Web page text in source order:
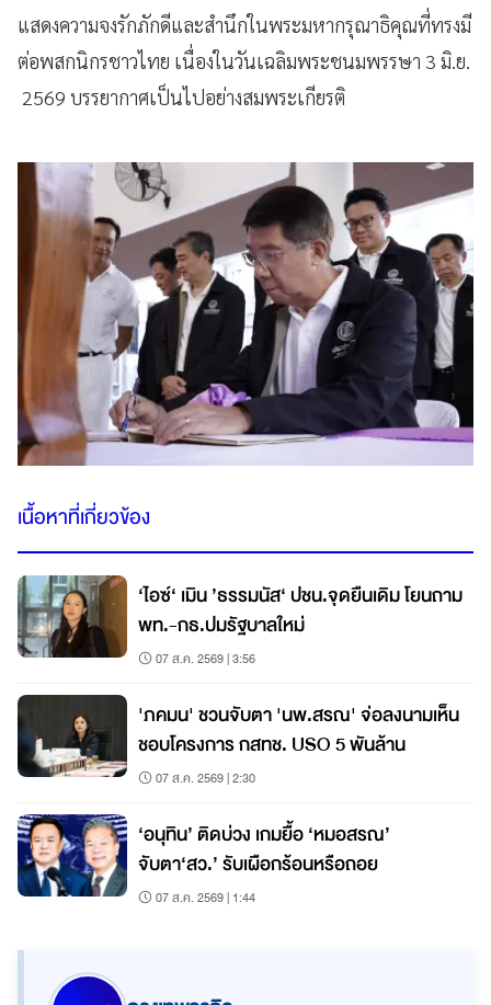
แสดงความจงรักภักดีและสำนึกในพระมหากรุณาธิคุณที่ทรงมี
ต่อพสกนิกรชาวไทย เนื่องในวันเฉลิมพระชนมพรรษา 3 มิ.ย.
2569 บรรยากาศเป็นไปอย่างสมพระเกียรติ
เนื้อหาที่เกี่ยวข้อง
‘ไอซ์‘ เมิน ’ธรรมนัส‘ ปชน.จุดยืนเดิม โยนถาม
พท.-กธ.ปมรัฐบาลใหม่
07 ส.ค. 2569 | 3:56
'ภคมน' ชวนจับตา 'นพ.สรณ' จ่อลงนามเห็น
ชอบโครงการ กสทช. USO 5 พันล้าน
07 ส.ค. 2569 | 2:30
‘อนุทิน’ ติดบ่วง เกมยื้อ ‘หมอสรณ’
จับตา‘สว.’ รับเผือกร้อนหรือถอย
07 ส.ค. 2569 | 1:44